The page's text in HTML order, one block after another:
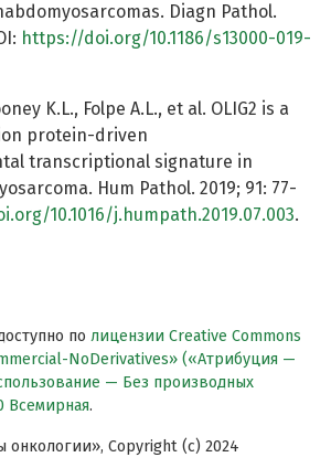
Diagn Pathol.
https://doi.org/10.1186/s13000-019-
K.L., Folpe A.L., et al. OLIG2 is a
protein-driven
transcriptional signature in
Hum Pathol. 2019; 91: 77-
10.1016/j.humpath.2019.07.003.
по лицензии Creative Commons
NoDerivatives» («Атрибуция —
— Без производных
Всемирная.
Copyright (c) 2024